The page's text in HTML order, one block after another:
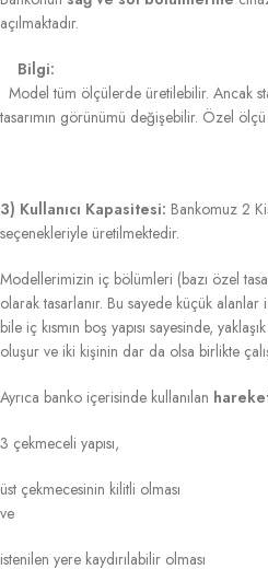
açılmaktadır.
Bilgi:
Model tüm ölçülerde üretilebilir. Ancak
tasarımın görünümü değişebilir. Özel
3) Kullanıcı Kapasitesi: Bankomuz 2
seçenekleriyle üretilmektedir.
Modellerimizin iç bölümleri (bazı özel
olarak tasarlanır. Bu sayede küçük alanlar
bile iç kısmın boş yapısı sayesinde, yaklaşık
oluşur ve iki kişinin dar da olsa birlikte
Ayrıca banko içerisinde kullanılan
3 çekmeceli yapısı,
üst çekmecesinin kilitli olması
ve
istenilen yere kaydırılabilir olması